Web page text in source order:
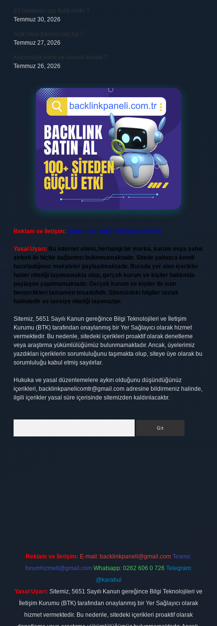
23 baklavalı sac fiyatı nedir ?
Temmuz 30, 2026
Açık hava basıncı kaç hg ?
Temmuz 27, 2026
Kozmolojik kanıt ne demek felsefe ?
Temmuz 26, 2026
Reklam ve İletişim: Skype: live:.cid.575569c608265c69
Yasal Uyarı: Bu internet sitesi, herhangi bir marka, kurum veya şahıs
şirketi ile hiçbir bağlantısı bulunmamaktadır. Sitede yalnızca kendi
hazırladığımız makaleler paylaşılmaktadır. Burada yer alan içerikler
haber niteliği taşımamakta olup, gerçek kurum ve kişiler hakkında
paylaşım yapılmamaktadır. Gerçek kurum ve kişiler ile isim
benzerlikleri tamamen tesadüfidir. Sitemizdeki bilgiler taslak
halindedir ve tavsiye niteliği taşımazlar.
Sitemiz, 5651 Sayılı Kanun gereğince Bilgi Teknolojileri ve İletişim
Kurumu (BTK) tarafından onaylanmış bir Yer Sağlayıcı olarak hizmet
vermektedir. Bu nedenle, sitedeki içerikleri proaktif olarak denetleme
veya araştırma yükümlülüğümüz bulunmamaktadır. Ancak, üyelerimiz
yazdıkları içeriklerin sorumluluğunu taşımakta olup, siteye üye olarak bu
sorumluluğu kabul etmiş sayılırlar.
Hukuka ve yasal düzenlemelere aykırı olduğunu düşündüğünüz
içerikleri, backlinkpanelicomtr@gmail.com adresine bildirmeniz halinde,
ilgili içerikler yasal süre içerisinde sitemizden kaldırılacaktır.
Reklam ve İletişim: E-mail: backlinkpaneli@gmail.com Teams:
forumhizmeti@gmail.com Whatsapp: 0262 606 0 726 Telegram:
@karabul
Yasal Uyarı: Sitemiz, 5651 Sayılı Kanun gereğince Bilgi Teknolojileri ve
İletişim Kurumu (BTK) tarafından onaylanmış bir Yer Sağlayıcı olarak
hizmet vermektedir. Bu nedenle, sitedeki içerikleri proaktif olarak